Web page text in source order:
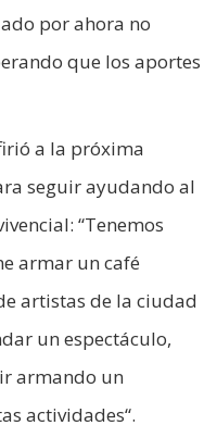
por ahora no
que los aportes
a la próxima
seguir ayudando al
“Tenemos
armar un café
artistas de la ciudad
un espectáculo,
armando un
actividades“.